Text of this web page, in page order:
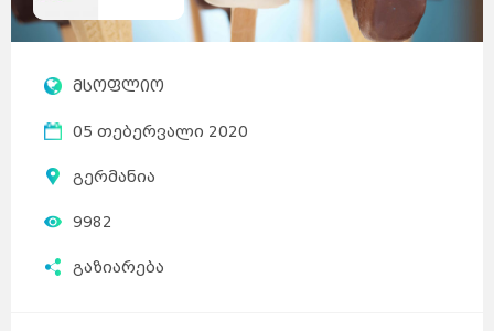
მსოფლიო
05 თებერვალი 2020
გერმანია
9982
გაზიარება